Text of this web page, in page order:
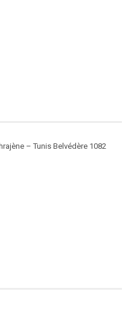
– Tunis Belvédère 1082